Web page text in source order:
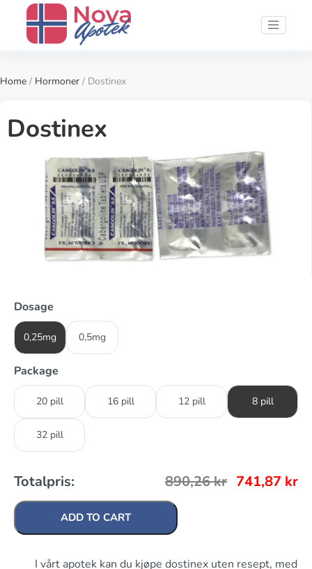
Home / Hormoner / Dostinex
Dostinex
Dosage
0,25mg 0,5mg
Package
20 pill 16 pill 12 pill 8 pill
32 pill
Totalpris: 890,26kr 741,87 kr
ADD TO CART
I vårt apotek kan du kjøpe dostinex uten resept, med